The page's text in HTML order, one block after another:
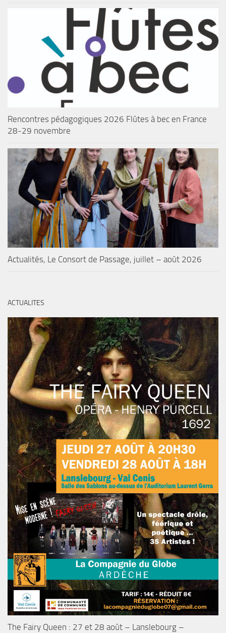
Rencontres pédagogiques 2026 Flûtes à bec en France
28-29 novembre
Actualités, Le Consort de Passage, juillet – août 2026
ACTUALITES
The Fairy Queen : 27 et 28 août – Lanslebourg –